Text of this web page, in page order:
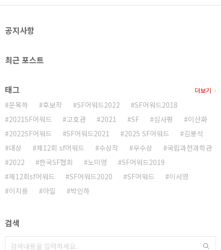
새 만에 물이 새기 시작한다. 각종 사고와 재난이 벌어지
등불이 되어」라는 작품은 선진국들이 부를 축..
공지사항
최근 포스트
태그
문목하 후보작 SF어워드2022
SF어워드2018
2021SF어워드
고호관 2021 SF 심사평
이산화
2022SF어워드
SF어워드2021 2025 SF어워드
김봉석
대상
제12회 sf어워드 수상작 우수상
국립과천과학관
2022
한국SF협회 노미영
SF어워드2019
제12회sf어워드
SF어워드2020 SF어워드
이서영
이지용
아밀 박인하
더보기
검색